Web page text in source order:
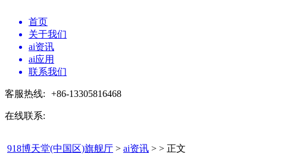
首页
关于我们
ai资讯
ai应用
联系我们
客服热线: +86-13305816468
在线联系:
918博天堂(中国区)旗舰厅 > ai资讯 > > 正文